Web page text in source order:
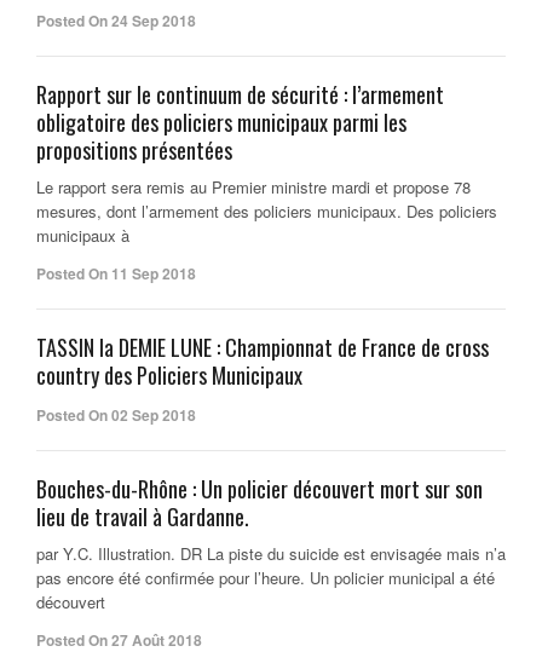
Posted On 24 Sep 2018
Rapport sur le continuum de sécurité : l’armement
obligatoire des policiers municipaux parmi les
propositions présentées
Le rapport sera remis au Premier ministre mardi et propose 78
mesures, dont l’armement des policiers municipaux. Des policiers
municipaux à
Posted On 11 Sep 2018
TASSIN la DEMIE LUNE : Championnat de France de cross
country des Policiers Municipaux
Posted On 02 Sep 2018
Bouches-du-Rhône : Un policier découvert mort sur son
lieu de travail à Gardanne.
par Y.C. Illustration. DR La piste du suicide est envisagée mais n’a
pas encore été confirmée pour l’heure. Un policier municipal a été
découvert
Posted On 27 Août 2018